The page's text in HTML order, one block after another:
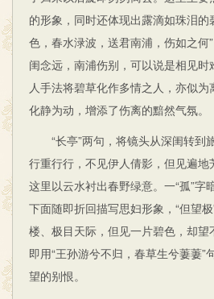
的形象，同时还体现出露滴如珠泪的
色，春水渌波，送君南浦，伤如之何
闺念远，南浦伤别，可以说是相见
人手法将碧草化作多情之人，亦似
化静为动，增添了伤离的黯然气氛。
“长亭”两句，将镜头从深闺转到
行重行行，不见伊人倩影，但见遍地
这里以云水衬出春野绿意。一“孤”字
下面随即折回描写思妇形象，“但望
楼、极目天际，但见一片碧色，却望
即用“王孙游兮不归，春草生兮萋萋”
望的别恨。